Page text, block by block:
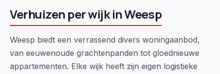
Verhuizen per wijk in Weesp
Weesp biedt een verrassend divers woningaanbod,
van eeuwenoude grachtenpanden tot gloednieuwe
appartementen. Elke wijk heeft zijn eigen logistieke